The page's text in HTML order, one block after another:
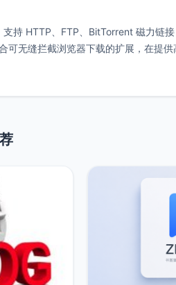
持 HTTP、FTP、BitTorrent 磁力链
无缝拦截浏览器下载的扩展，在提供